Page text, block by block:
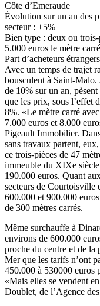
Côte d’Emeraude
Évolution sur un an des
secteur : +5%
Bien type : deux ou trois-
5.000 euros le mètre carré
Part d’acheteurs
Avec un temps de trajet
bousculent à Saint-Malo.
de 10% sur un an,
que les prix, sous l’effet
8%. «Le mètre carré
7.000 euros et 8.000
Pigeault Immobilier.
sans travaux partent,
ce trois-pièces de 47
immeuble du XIXe siècle
190.000 euros. Quant
secteurs de Courtoisville
600.000 et 900.000
de 300 mètres carrés.
Même surchauffe à
environs de 600.000
proche du centre et de la
Mer que les tarifs n’ont
450.000 à 530000 euros
«Mais elles se vendent
Doublet, de l’Agence